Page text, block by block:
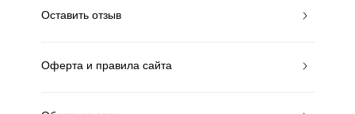
Оставить отзыв
Оферта и правила сайта